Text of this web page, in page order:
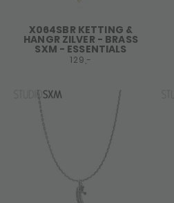
X064SBR KETTING &
HANGR ZILVER - BRASS
SXM - ESSENTIALS
129,-